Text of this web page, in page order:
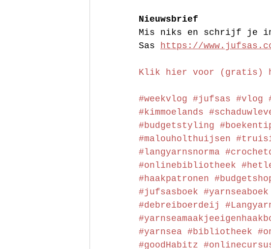
Nieuwsbrief
Mis niks en schrijf je in
Sas https://
Klik hier voor (gratis)
#weekvlog #jufsas #vlog
#kimmoelands
#budgetstyling
#malouholthuijsen
#langyarnsnorma
#onlinebibliotheek
#haakpatronen
#jufsasboek #yarnseaboek
#debreiboerdeij
#yarnsea #bibliotheek
#goodHabitz